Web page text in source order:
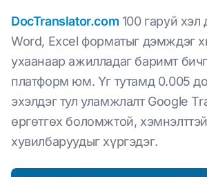
DocTranslator.com 100 гаруй хэл
Word, Excel форматыг дэмждэг
ухаанаар ажилладаг баримт
платформ юм. Үг тутамд 0.005
эхэлдэг тул уламжлалт Google
өргөтгөх боломжтой, хэмнэлттэй
хувилбаруудыг хүргэдэг.